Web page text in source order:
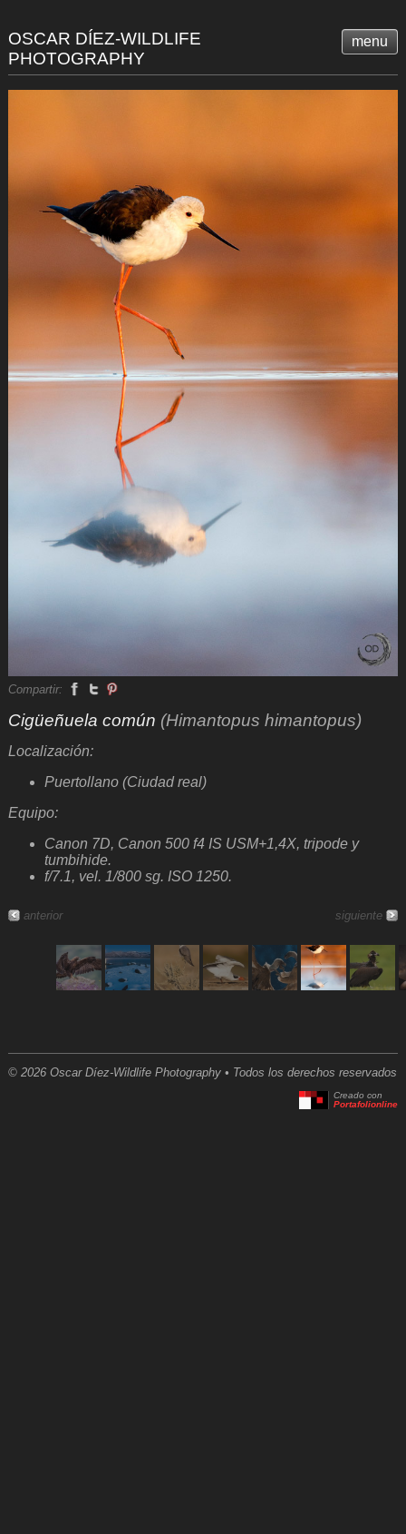
menu
OSCAR DÍEZ-WILDLIFE
PHOTOGRAPHY
Compartir:
Cigüeñuela común (Himantopus himantopus)
Localización:
Puertollano (Ciudad real)
Equipo:
Canon 7D, Canon 500 f4 IS USM+1,4X, tripode y
tumbihide.
f/7.1, vel. 1/800 sg. ISO 1250.
anterior siguiente
© 2026 Oscar Díez-Wildlife Photography • Todos los derechos reservados
Creado con
Portafolionline